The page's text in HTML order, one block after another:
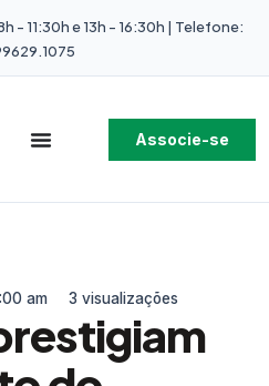
- 11:30h e 13h - 16:30h | Telefone:
Associe-se
am 3 visualizações